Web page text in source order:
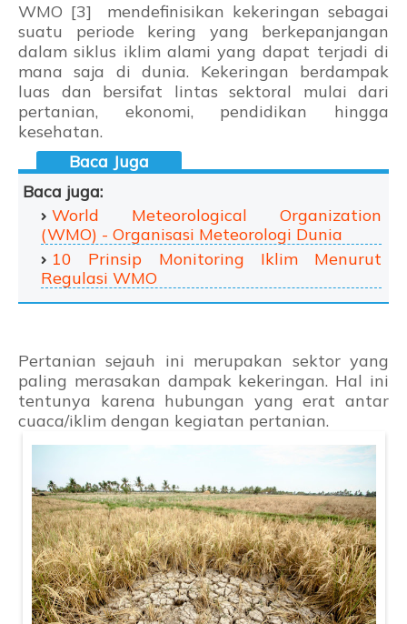
WMO [3] mendefinisikan kekeringan sebagai
suatu periode kering yang berkepanjangan
dalam siklus iklim alami yang dapat terjadi di
mana saja di dunia. Kekeringan berdampak
luas dan bersifat lintas sektoral mulai dari
pertanian, ekonomi, pendidikan hingga
kesehatan.
Baca juga:
World Meteorological Organization
(WMO) - Organisasi Meteorologi Dunia
10 Prinsip Monitoring Iklim Menurut
Regulasi WMO
Pertanian sejauh ini merupakan sektor yang
paling merasakan dampak kekeringan. Hal ini
tentunya karena hubungan yang erat antar
cuaca/iklim dengan kegiatan pertanian.